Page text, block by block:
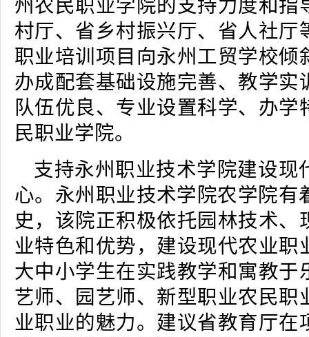
州农民职业学院的支持力度和指
村厅、省乡村振兴厅、省人社厅
职业培训项目向永州工贸学校倾
办成配套基础设施完善、教学实
队伍优良、专业设置科学、办学
民职业学院。
支持永州职业技术学院建设现
心。永州职业技术学院农学院有
史，该院正积极依托园林技术、
业特色和优势，建设现代农业职
大中小学生在实践教学和寓教于
艺师、园艺师、新型职业农民职
业职业的魅力。建议省教育厅在